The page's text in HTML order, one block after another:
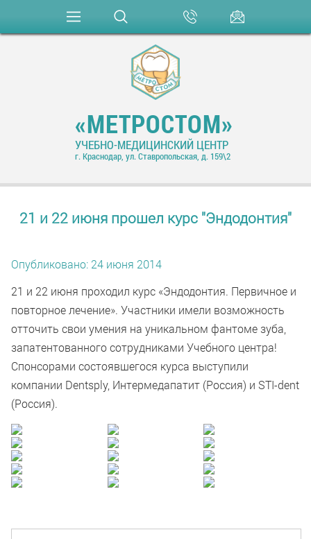
«МЕТРОСТОМ»
УЧЕБНО-МЕДИЦИНСКИЙ ЦЕНТР
г. Краснодар, ул. Ставропольская, д. 159\2
21 и 22 июня прошел курс "Эндодонтия"
Опубликовано: 24 июня 2014
21 и 22 июня проходил курс «Эндодонтия. Первичное и
повторное лечение». Участники имели возможность
отточить свои умения на уникальном фантоме зуба,
запатентованного сотрудниками Учебного центра!
Спонсорами состоявшегося курса выступили
компании Dentsply, Интермедапатит (Россия) и STI-dent
(Россия).